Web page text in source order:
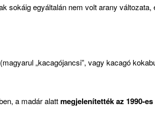
sokáig egyáltalán nem volt arany változata,
„kacagójancsi”, vagy kacagó
a madár alattmegjelenítették az 1990-es